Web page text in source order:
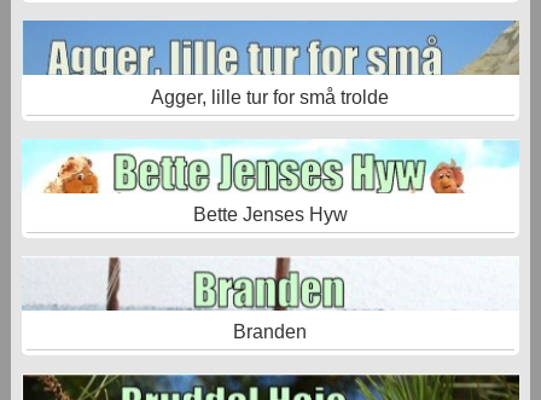
Agger, lille tur for små trolde
Bette Jenses Hyw
Branden